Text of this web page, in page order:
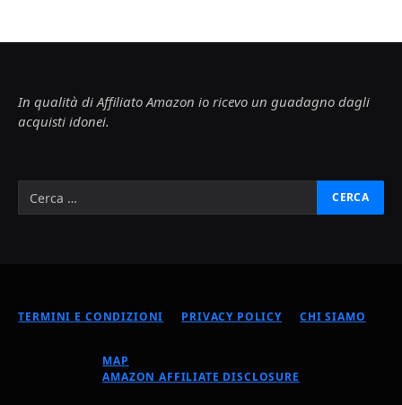
In qualità di Affiliato Amazon io ricevo un guadagno dagli
acquisti idonei.
TERMINI E CONDIZIONI PRIVACY POLICY CHI SIAMO
MAP
AMAZON AFFILIATE DISCLOSURE